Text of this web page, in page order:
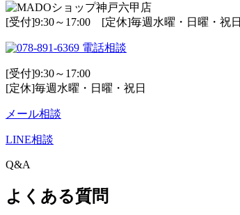
[受付]9:30～17:00 [定休]毎週水曜・日曜・祝日
電話相談
[受付]9:30～17:00
[定休]毎週水曜・日曜・祝日
メール相談
LINE相談
Q&A
よくある質問